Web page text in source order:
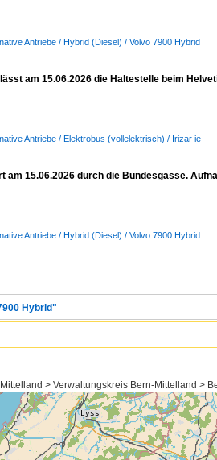
Antriebe / Hybrid (Diesel) / Volvo 7900 Hybrid
am 15.06.2026 die Haltestelle beim
Antriebe / Elektrobus (vollelektrisch) / Irizar ie
am 15.06.2026 durch die Bundesgasse.
Antriebe / Hybrid (Diesel) / Volvo 7900 Hybrid
Hybrid"
> Verwaltungskreis Bern-Mittelland >